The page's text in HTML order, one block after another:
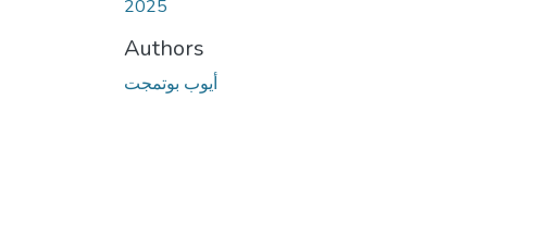
2025
Authors
أيوب بوتمجت